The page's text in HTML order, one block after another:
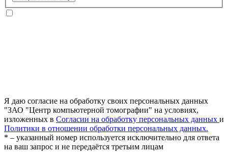
Я даю согласие на обработку своих персональных данных
"ЗАО "Центр компьютерной томографии" на условиях,
изложенных в Согласии на обработку персональных данных и
Политики в отношении обработки персональных данных.
* – указанный номер используется исключительно для ответа
на ваш запрос и не передаётся третьим лицам